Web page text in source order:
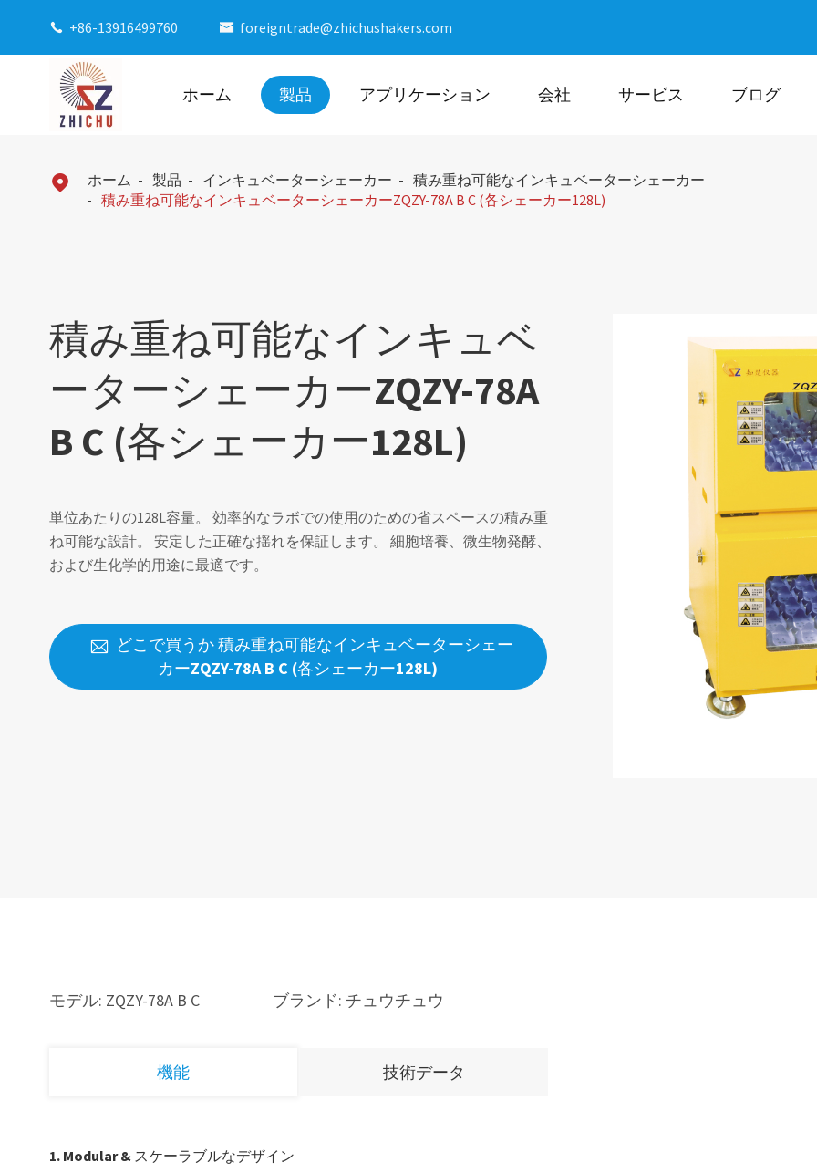
 +86-13916499760  foreigntrade@zhichushakers.com
ホーム 製品 アプリケーション 会社 サービス ブログ
 ホーム 製品 インキュベーターシェーカー
積み重ね可能なインキュベーターシェーカー
積み重ね可能なインキュベーターシェーカーZQZY-78A B C (各シェーカー128L)
積み重ね可能なインキュベ
ーターシェーカーZQZY-78A
B C (各シェーカー128L)
単位あたりの128L容量。 効率的なラボでの使用のための省スペースの積み重
ね可能な設計。 安定した正確な揺れを保証します。 細胞培養、微生物発酵、
および生化学的用途に最適です。
 どこで買うか 積み重ね可能なインキュベーターシェー
カーZQZY-78A B C (各シェーカー128L)
モデル: ZQZY-78A B C ブランド: チュウチュウ
機能 技術データ
1. Modular & スケーラブルなデザイン